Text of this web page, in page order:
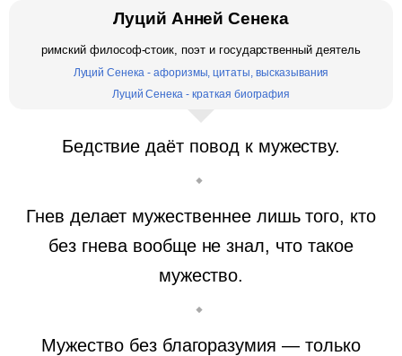
Луций Анней Сенека
римский философ-стоик, поэт и государственный деятель
Луций Сенека - афоризмы, цитаты, высказывания
Луций Сенека - краткая биография
Бедствие даёт повод к мужеству.
Гнев делает мужественнее лишь того, кто
без гнева вообще не знал, что такое
мужество.
Мужество без благоразумия — только